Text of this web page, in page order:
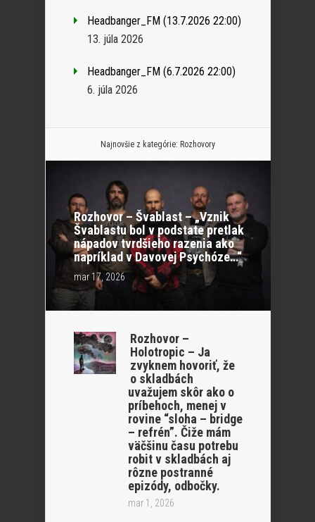
Headbanger_FM (13.7.2026 22:00)
13. júla 2026
Headbanger_FM (6.7.2026 22:00)
6. júla 2026
Najnovšie z kategórie: Rozhovory
Rozhovor – Švablast – „Vznik
Švablastu bol v podstate pretlak
nápadov tvrdšieho razenia ako
napríklad v Davovej Psychóze…“
mar 17, 2026
Rozhovor –
Holotropic – Ja
zvyknem hovoriť, že
o skladbách
uvažujem skôr ako o
príbehoch, menej v
rovine “sloha – bridge
– refrén”. Čiže mám
väčšinu času potrebu
robit v skladbách aj
rôzne postranné
epizódy, odbočky.
mar 1, 2026